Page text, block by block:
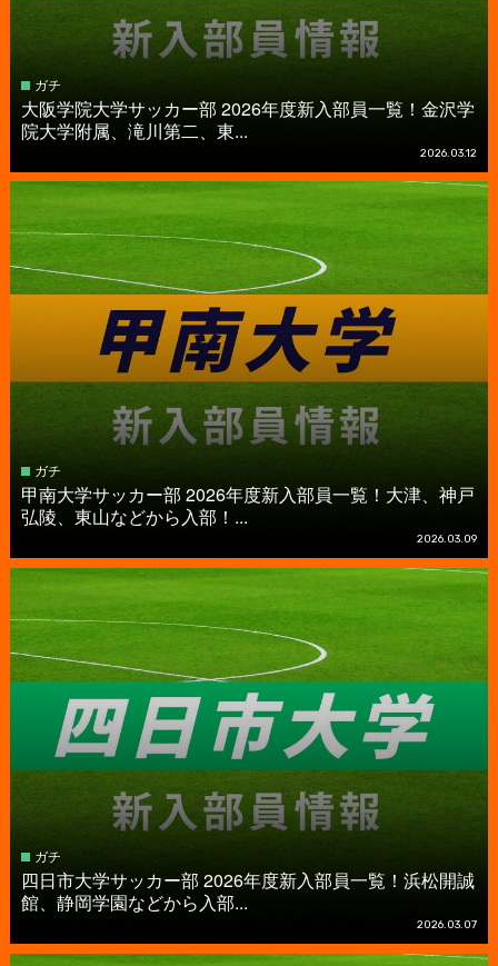
ガチ
大阪学院大学サッカー部 2026年度新入部員一覧！金沢学
院大学附属、滝川第二、東...
2026.03.12
ガチ
甲南大学サッカー部 2026年度新入部員一覧！大津、神戸
弘陵、東山などから入部！...
2026.03.09
ガチ
四日市大学サッカー部 2026年度新入部員一覧！浜松開誠
館、静岡学園などから入部...
2026.03.07